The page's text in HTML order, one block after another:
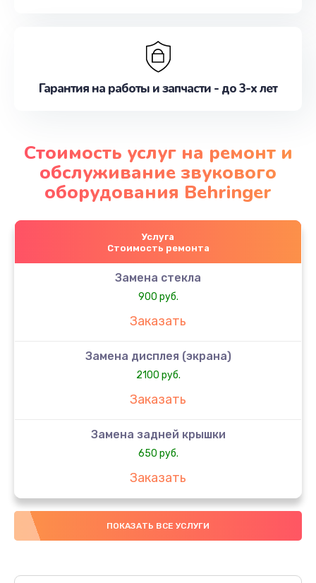
Гарантия на работы и запчасти - до 3-х лет
Стоимость услуг на ремонт и
обслуживание звукового
оборудования Behringer
Услуга
Стоимость ремонта
Замена стекла
900 руб.
Заказать
Замена дисплея (экрана)
2100 руб.
Заказать
Замена задней крышки
650 руб.
Заказать
Замена аккумулятора
4000 руб.
ПОКАЗАТЬ ВСЕ УСЛУГИ